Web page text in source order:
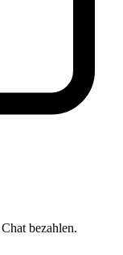
bezahlen.